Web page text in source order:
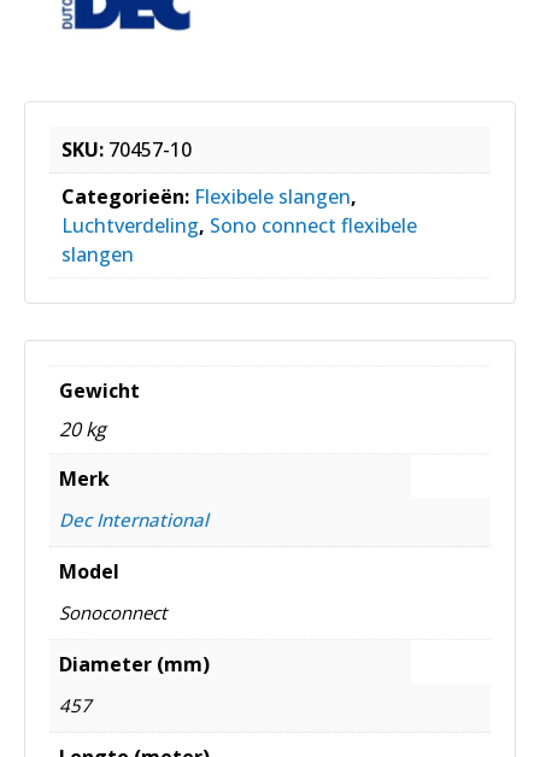
SKU: 70457-10
Categorieën: Flexibele slangen,
Luchtverdeling, Sono connect flexibele
slangen
Gewicht
20 kg
Merk
Dec International
Model
Sonoconnect
Diameter (mm)
457